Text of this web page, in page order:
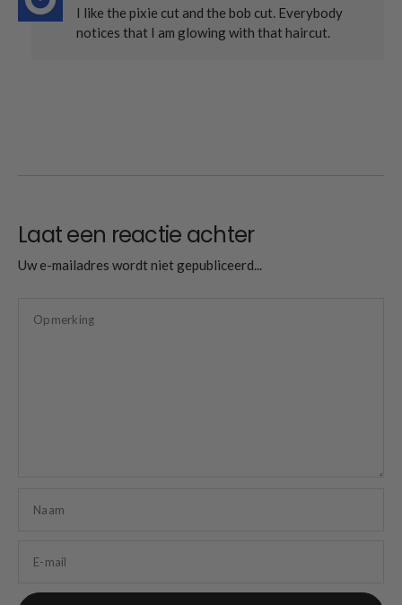
I like the pixie cut and the bob cut. Everybody
notices that I am glowing with that haircut.
Laat een reactie achter
Uw e-mailadres wordt niet gepubliceerd...
Opmerking
Naam
E-mail